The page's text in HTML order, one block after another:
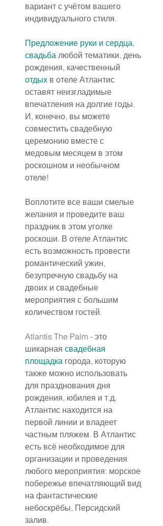
вариант с учётом вашего
индивидуального стиля.
Предложение руки и сердца,
свадьба любой тематики, день
рождения, качественный
отдых в отеле Атлантис
оставят неизгладимые
впечатления на долгие годы.
И, конечно, вы можете
совместить свадебную
церемонию вместе с
медовым месяцем в этом
роскошном и необычном
отеле!
Воплотите все ваши смелые
желания и проведите ваш
праздник в этом уголке
роскоши. В отеле Атлантис
есть возможность провести
романтический ужин,
безупречную свадьбу на
двоих и свадебные
мероприятия с большим
количеством гостей.
Atlantis The Palm - это
шикарная свадебная
площадка города, которую
также можно использовать
для празднования дня
рождения, юбилея и т.д.
Атлантис находится на
первой линии и владеет
частным пляжем. В Атлантис
есть всё необходимое для
организации и проведения
любого мероприятия: морское
побережье впечатляющий вид
на фантастические
небоскрёбы, Персидский
залив.